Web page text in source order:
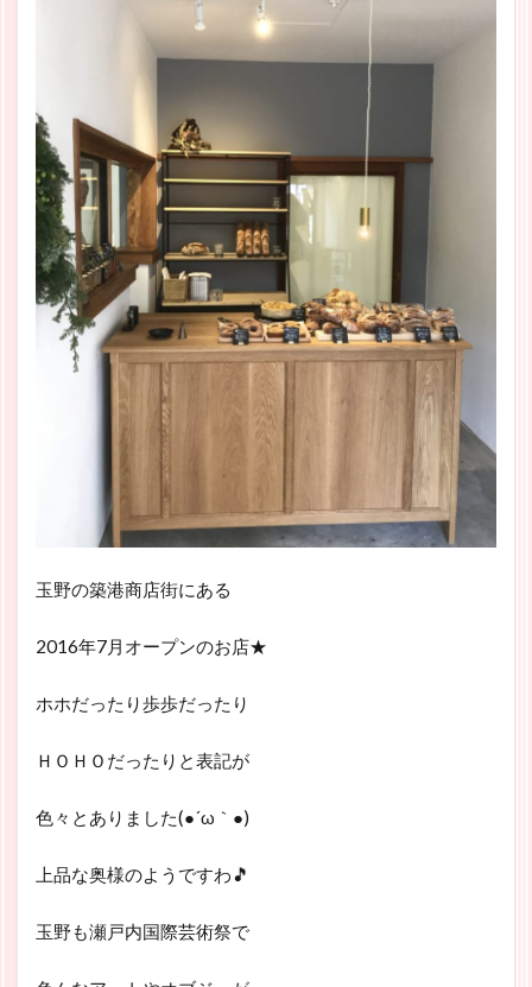
玉野の築港商店街にある
2016年7月オープンのお店★
ホホだったり歩歩だったり
ＨＯＨＯだったりと表記が
色々とありました(●´ω｀●)
上品な奥様のようですわ🎵
玉野も瀬戸内国際芸術祭で